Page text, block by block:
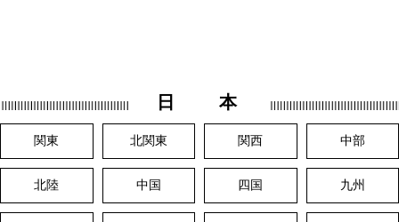
日 本
関東 北関東 関西 中部
北陸 中国 四国 九州